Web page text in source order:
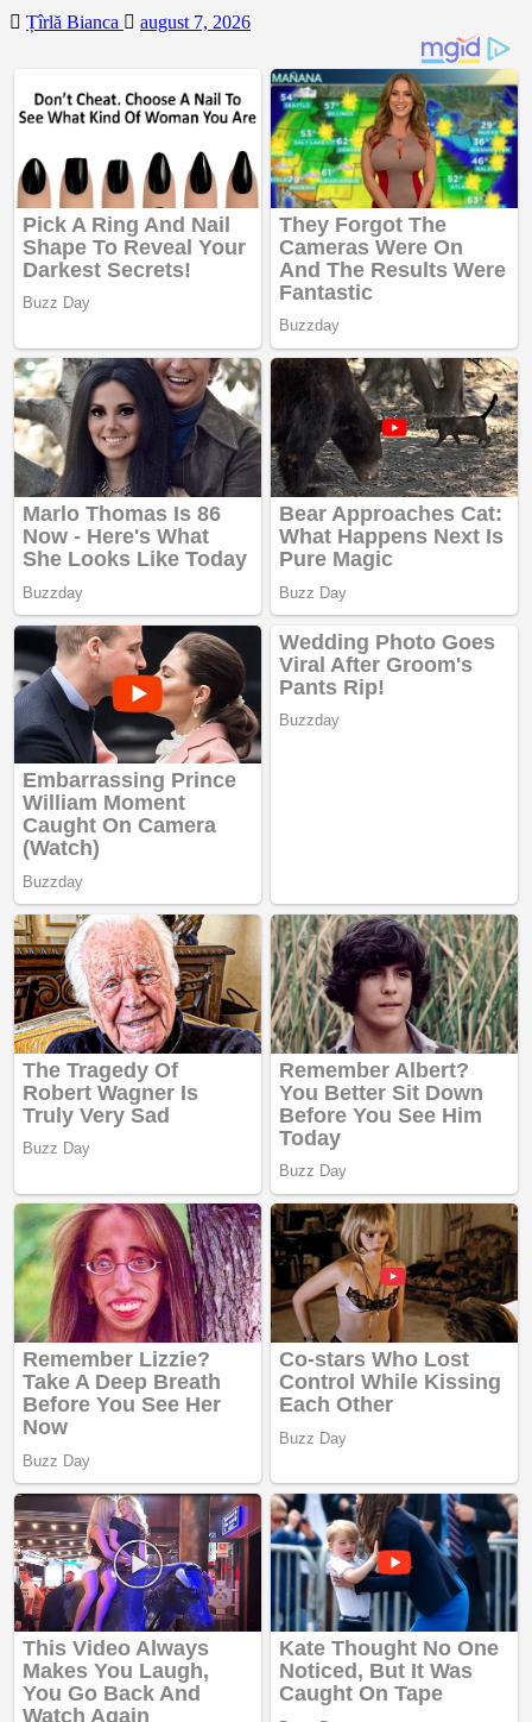
Țîrlă Bianca august 7, 2026